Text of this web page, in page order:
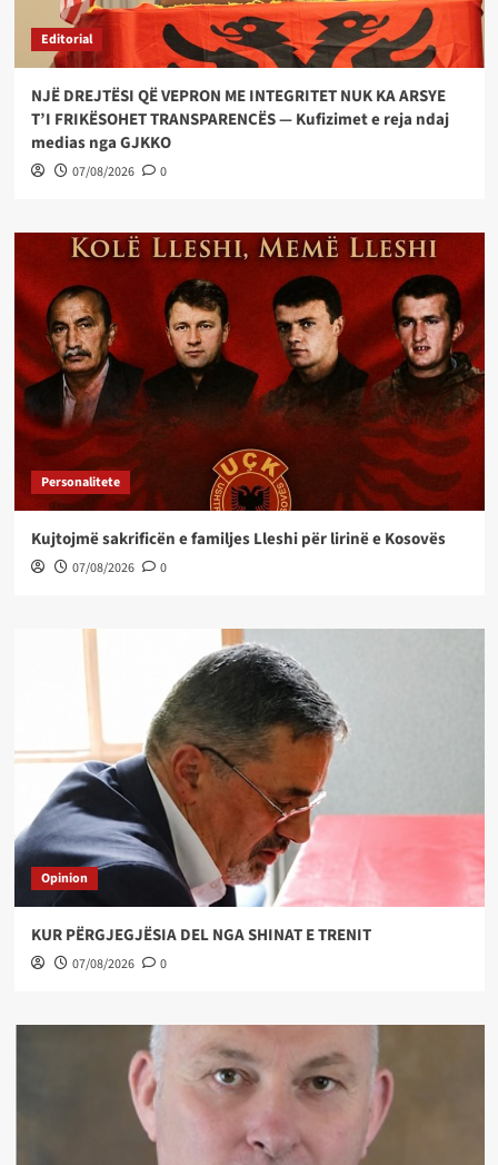
Editorial
NJË DREJTËSI QË VEPRON ME INTEGRITET NUK KA ARSYE
T’I FRIKËSOHET TRANSPARENCËS — Kufizimet e reja ndaj
medias nga GJKKO
07/08/2026 0
Personalitete
Kujtojmë sakrificën e familjes Lleshi për lirinë e Kosovës
07/08/2026 0
Opinion
KUR PËRGJEGJËSIA DEL NGA SHINAT E TRENIT
07/08/2026 0